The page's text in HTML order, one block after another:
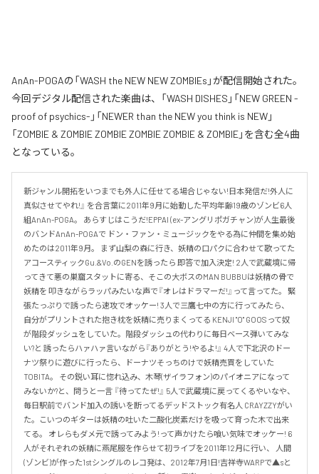
AnAn-POGAの「WASH the NEW NEW ZOMBIEs」が配信開始された。
今回デジタル配信された楽曲は、「WASH DISHES」「NEW GREEN -
proof of psychics-」「NEWER than the NEW you think is NEW」
「ZOMBIE & ZOMBIE ZOMBIE ZOMBIE ZOMBIE & ZOMBIE」を含む全4曲
となっている。
新ジャンル開拓をいつまでも外人に任せてる場合じゃない!日本発信だ!外人に
真似させてやれ!』 を合言葉に2011年9月に始動した平均年齢19歳のゾンビ6人
組AnAn-POGA。 あらすじはこうだ!EPPAI (ex-アングリポガチャン)が人生最後
のバンドAnAn-POGAで ドン・ファン・ミュージックをやる為に仲間を集め始
めたのは2011年9月。 まず山梨の森に行き、妖精の口パクに合わせて歌ってた
アコースティックGu.&Vo.のGENを誘ったら 即答で加入決定! 2人で武蔵境に帰
ってきて悪の巣窟スタットに寄る、そこの大ボスのMAN BUBBUは妖精の骨で
妖精を 叩きながらラッパみたいな声で『オレはドラマーだ!』って言ってた。 緊
張たっぷりで誘ったら速攻でオッケー! 3人で三鷹七中の方に行ってみたら、
自分がプリントされた抱き枕を妖精に売りまくってる KENJI "O" GOOSって奴
が階段ダッシュをしていた。階段ダッシュの代わりに毎日ベース弾いてみな
い?と 誘ったらハァハァ言いながら『ありがとう!やるよ!』 4人で下北沢のドー
ナツ祭りに遊びに行ったら、ドーナツそっちのけで妖精売買をしていた
TOBITA。 その鋭い耳に惚れ込み、木琴(ザイラフォン)のパイオニアになって
みないか?と、問うと一言 『待ってたぜ!』 5人で武蔵境に戻ってくるやいなや、
毎日駅前でバンド加入の誘いを断ってるデッドストック有名人 CRAYZZYがい
た。こいつのギターは妖精の吐いた二酸化炭素だけを吸って育った木で出来
てる。 オレらもダメ元で誘ってみよう!って声かけたら喰い気味でオッケー! 6
人がそれぞれの妖精に燕尾服を作らせて初ライブを2011年12月に行い、 人間
(ゾンビ)が作った1stシングルのレコ発は、2012年7月1日!吉祥寺WARPで▲sと